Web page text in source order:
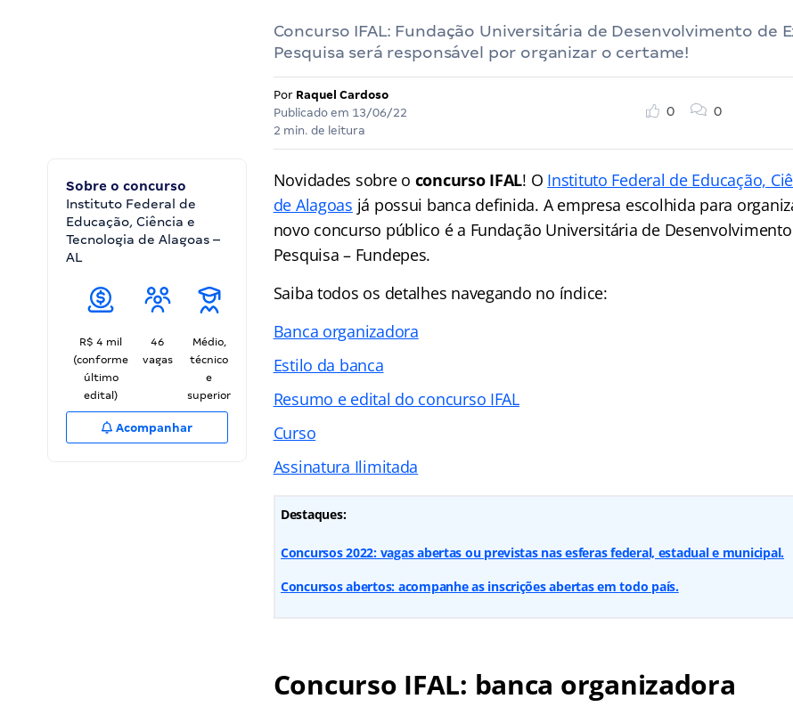
Concurso IFAL: Fundação Universitária de Desenvolvimento de
Pesquisa será responsável por organizar o certame!
Por Raquel Cardoso
Publicado em 13/06/22
2 min. de leitura
0 0
Sobre o concurso
Instituto Federal de
Educação, Ciência e
Tecnologia de Alagoas –
AL
R$ 4 mil
(conforme
último
edital)
46
vagas
Médio,
técnico
e
superior
Acompanhar
Novidades sobre o concurso IFAL! O Instituto Federal de Educação,
de Alagoas já possui banca definida. A empresa escolhida para
novo concurso público é a Fundação Universitária de
Pesquisa – Fundepes.
Saiba todos os detalhes navegando no índice:
Banca organizadora
Estilo da banca
Resumo e edital do concurso IFAL
Curso
Assinatura Ilimitada
Destaques:
Concursos 2022: vagas abertas ou previstas nas esferas federal, estadual e municipal.
Concursos abertos: acompanhe as inscrições abertas em todo país.
Concurso IFAL: banca organizadora